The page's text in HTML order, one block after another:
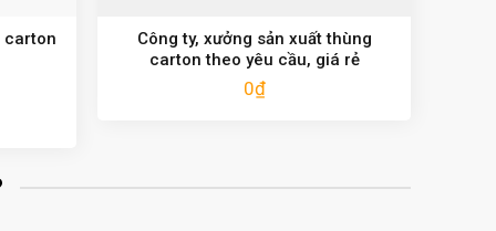
carton
Công ty, xưởng sản xuất thùng
carton theo yêu cầu, giá rẻ
0₫